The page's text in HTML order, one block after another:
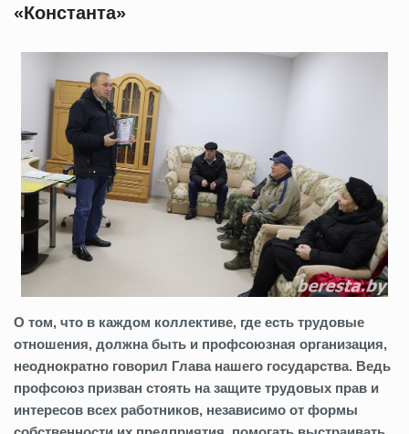
«Константа»
О том, что в каждом коллективе, где есть трудовые
отношения, должна быть и профсоюзная организация,
неоднократно говорил Глава нашего государства. Ведь
профсоюз призван стоять на защите трудовых прав и
интересов всех работников, независимо от формы